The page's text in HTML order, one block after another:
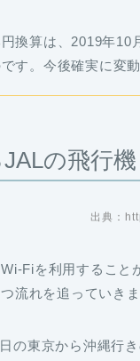
換算は、2019年
す。今後確実に変
の飛行機
出典：
Fiを利用するこ
流れを追っていき
の東京から沖縄行